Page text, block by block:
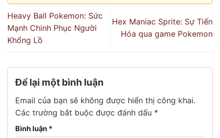
Heavy Ball Pokemon: Sức
Mạnh Chinh Phục Người
Khổng Lồ
Hex Maniac Sprite: Sự Tiến
Hóa qua game Pokemon
Để lại một bình luận
Email của bạn sẽ không được hiển thị công khai.
Các trường bắt buộc được đánh dấu *
Bình luận *